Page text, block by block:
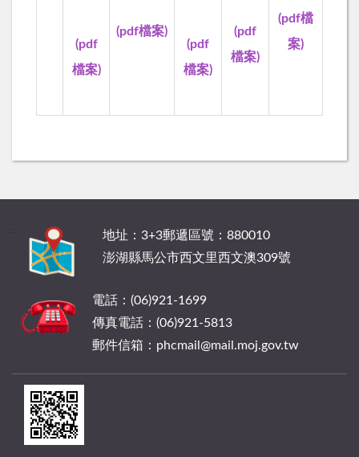
(pdf
檔案)
(pdf檔案)
(pdf
檔案)
(pdf
檔案)
(pdf檔
案)
地址：3+3郵遞區號：880010
澎湖縣馬公市西文里西文澳309號
電話：(06)921-1699
傳真電話：(06)921-5813
郵件信箱：phcmail@mail.moj.gov.tw